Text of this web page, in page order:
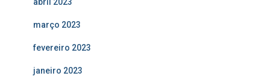
março 2023
fevereiro 2023
janeiro 2023